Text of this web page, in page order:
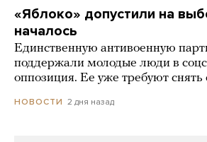
«Яблоко» допустили на
началось
Единственную антивоенную
поддержали молодые люди в
оппозиция. Ее уже требуют снять
НОВОСТИ 2 дня назад